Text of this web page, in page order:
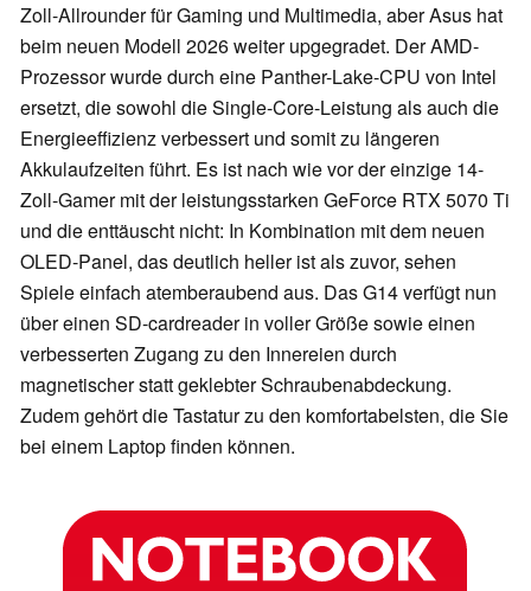
Zoll-Allrounder für Gaming und Multimedia, aber Asus hat
beim neuen Modell 2026 weiter upgegradet. Der AMD-
Prozessor wurde durch eine Panther-Lake-CPU von Intel
ersetzt, die sowohl die Single-Core-Leistung als auch die
Energieeffizienz verbessert und somit zu längeren
Akkulaufzeiten führt. Es ist nach wie vor der einzige 14-
Zoll-Gamer mit der leistungsstarken GeForce RTX 5070 Ti
und die enttäuscht nicht: In Kombination mit dem neuen
OLED-Panel, das deutlich heller ist als zuvor, sehen
Spiele einfach atemberaubend aus. Das G14 verfügt nun
über einen SD-cardreader in voller Größe sowie einen
verbesserten Zugang zu den Innereien durch
magnetischer statt geklebter Schraubenabdeckung.
Zudem gehört die Tastatur zu den komfortabelsten, die Sie
bei einem Laptop finden können.